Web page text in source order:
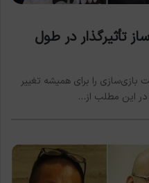
هشتم | 10 بازی‌ساز تأثیرگذار در طول
بازی‌سازی را برای همیشه تغییر
این مطلب از…